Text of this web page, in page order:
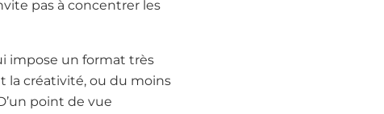
pas à concentrer les
impose un format très
la créativité, ou du moins
point de vue